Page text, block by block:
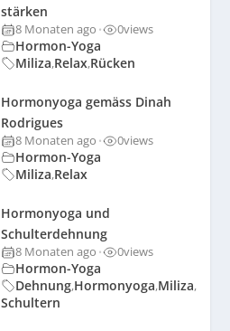
stärken
8 Monaten ago • 0views
Hormon-Yoga
Miliza,Relax,Rücken
Hormonyoga gemäss Dinah
Rodrigues
8 Monaten ago • 0views
Hormon-Yoga
Miliza,Relax
Hormonyoga und
Schulterdehnung
8 Monaten ago • 0views
Hormon-Yoga
Dehnung,Hormonyoga,Miliza,
Schultern